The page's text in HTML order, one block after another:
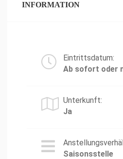
INFORMATION
Eintrittsdatum:
Ab sofort oder
Unterkunft:
Ja
Saisonsstelle